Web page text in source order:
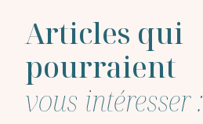
Articles qui
pourraient
vous intéresser :